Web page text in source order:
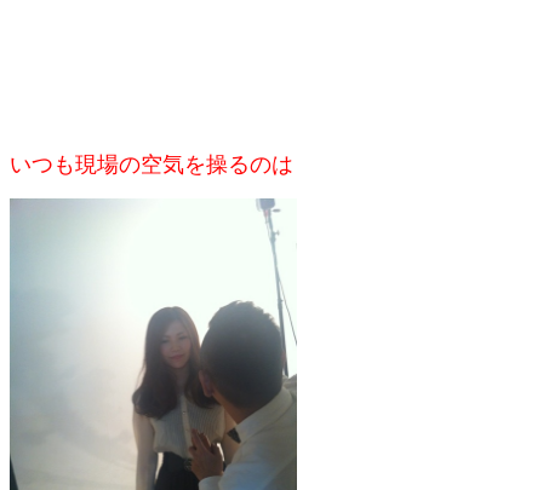
いつも現場の空気を操るのは